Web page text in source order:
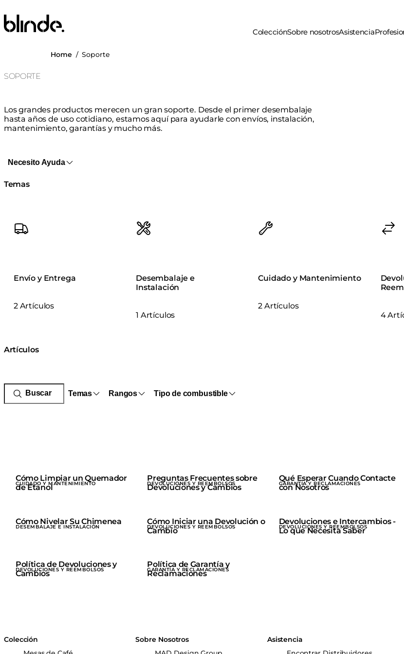
Blinde Design
ColecciónSobre nosotrosAsistencia
Home /Soporte
SOPORTE
Los grandes productos merecen un gran soporte. Desde el primer desembalaje
hasta años de uso cotidiano, estamos aquí para ayudarle con envíos, instalación,
mantenimiento, garantías y mucho más.
Necesito Ayuda
Temas
Envío y Entrega
2 Artículos
Desembalaje e
Instalación
1 Artículos
Cuidado y Mantenimiento
2 Artículos
4
Artículos
Temas Rangos Tipo de combustible
Cómo Limpiar un Quemador
de Etanol
CUIDADO Y MANTENIMIENTO
Preguntas Frecuentes sobre
Devoluciones y Cambios
DEVOLUCIONES Y REEMBOLSOS
Qué Esperar Cuando Contacte
con Nosotros
GARANTÍA Y RECLAMACIONES
Cómo Nivelar Su Chimenea
DESEMBALAJE E INSTALACIÓN
Cómo Iniciar una Devolución o
Cambio
DEVOLUCIONES Y REEMBOLSOS
Devoluciones e Intercambios -
Lo que Necesita Saber
DEVOLUCIONES Y REEMBOLSOS
Política de Devoluciones y
Cambios
DEVOLUCIONES Y REEMBOLSOS
Política de Garantía y
Reclamaciones
GARANTÍA Y RECLAMACIONES
Colección
Sobre Nosotros
Asistencia